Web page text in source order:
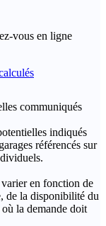
vous en ligne
communiqués
indiqués
référencés sur
en fonction de
de la disponibilité du
la demande doit